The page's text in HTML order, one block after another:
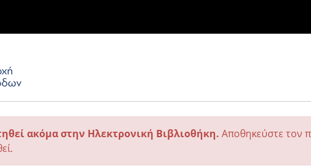
ακόμα στην Ηλεκτρονική Βιβλιοθήκη. Αποθηκεύστε τον